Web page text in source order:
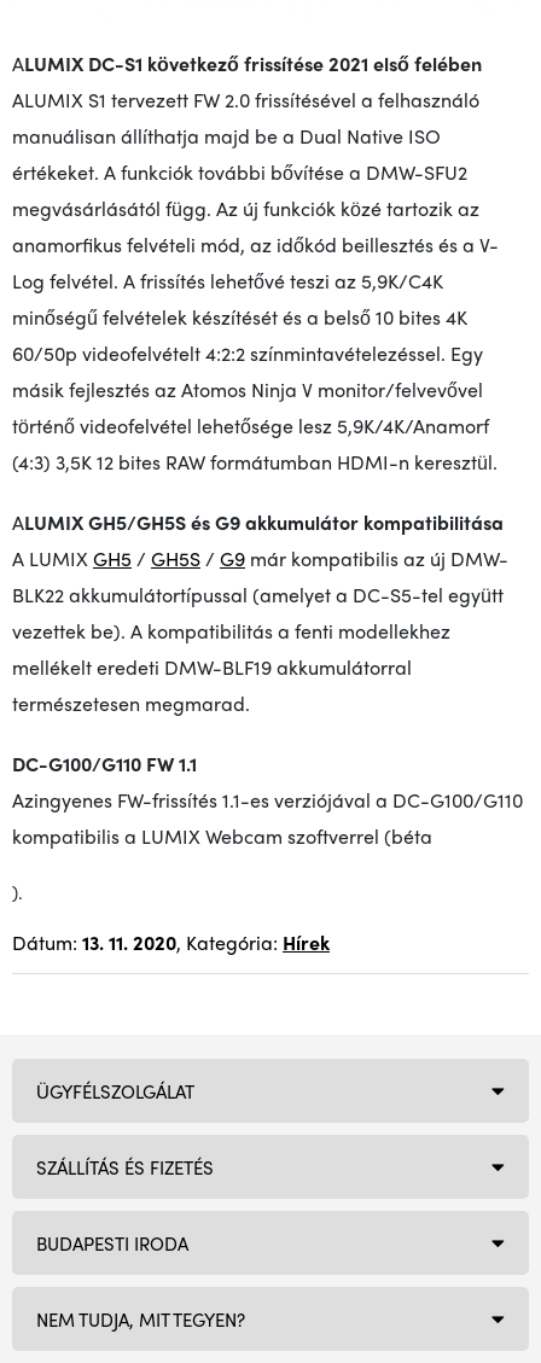
ALUMIX DC-S1 következő frissítése 2021 első felében
ALUMIX S1 tervezett FW 2.0 frissítésével a felhasználó
manuálisan állíthatja majd be a Dual Native ISO
értékeket. A funkciók további bővítése a DMW-SFU2
megvásárlásától függ. Az új funkciók közé tartozik az
anamorfikus felvételi mód, az időkód beillesztés és a V-
Log felvétel. A frissítés lehetővé teszi az 5,9K/C4K
minőségű felvételek készítését és a belső 10 bites 4K
60/50p videofelvételt 4:2:2 színmintavételezéssel. Egy
másik fejlesztés az Atomos Ninja V monitor/felvevővel
történő videofelvétel lehetősége lesz 5,9K/4K/Anamorf
(4:3) 3,5K 12 bites RAW formátumban HDMI-n keresztül.
ALUMIX GH5/GH5S és G9 akkumulátor kompatibilitása
A LUMIXGH5 / GH5S/ G9 már kompatibilis az új DMW-
BLK22 akkumulátortípussal (amelyet a DC-S5-tel együtt
vezettek be). A kompatibilitás a fenti modellekhez
mellékelt eredeti DMW-BLF19 akkumulátorral
természetesen megmarad.
DC-G100/G110 FW 1.1
Azingyenes FW-frissítés 1.1-es verziójával a DC-G100/G110
kompatibilis a LUMIX Webcam szoftverrel (béta
).
Dátum: 13. 11. 2020, Kategória: Hírek
BUDAPESTI IRODA
NEM TUDJA, MIT TEGYEN?
ÜGYFÉLSZOLGÁLAT
SZÁLLÍTÁS ÉS FIZETÉS